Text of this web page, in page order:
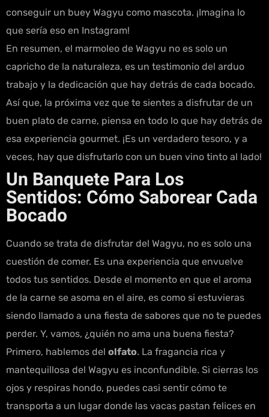
conseguir un buey Wagyu como mascota. ¡Imagina lo
que sería eso en Instagram!
En resumen, el marmoleo de Wagyu no es solo un
capricho de la naturaleza, es un testimonio del arduo
trabajo y la dedicación que hay detrás de cada bocado.
Así que, la próxima vez que te sientes a disfrutar de un
buen plato de carne, piensa en todo lo que hay detrás de
esa experiencia gourmet. ¡Es un verdadero tesoro, y a
veces, hay que disfrutarlo con un buen vino tinto al lado!
Un Banquete Para Los
Sentidos: Cómo Saborear Cada
Bocado
Cuando se trata de disfrutar del Wagyu, no es solo una
cuestión de comer. Es una experiencia que envuelve
todos tus sentidos. Desde el momento en que el aroma
de la carne se asoma en el aire, es como si estuvieras
siendo llamado a una fiesta de sabores que no te puedes
perder. Y, vamos, ¿quién no ama una buena fiesta?
Primero, hablemos del olfato. La fragancia rica y
mantequillosa del Wagyu es inconfundible. Si cierras los
ojos y respiras hondo, puedes casi sentir cómo te
transporta a un lugar donde las vacas pastan felices en